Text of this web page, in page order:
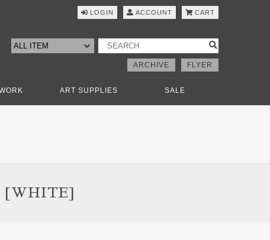
LOGIN ACCOUNT CART
ARCHIVE FLYER
ART SUPPLIES SALE
[WHITE]